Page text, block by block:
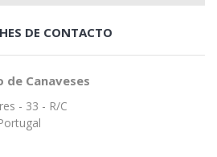
DE CONTACTO
de Canaveses
- 33 - R/C